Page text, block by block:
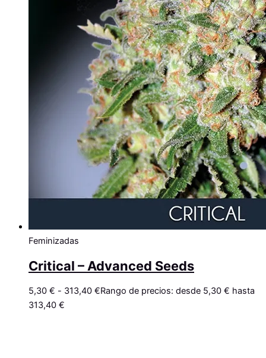
Feminizadas
Critical – Advanced Seeds
5,30 € - 313,40 €Rango de precios: desde 5,30 € hasta
313,40 €